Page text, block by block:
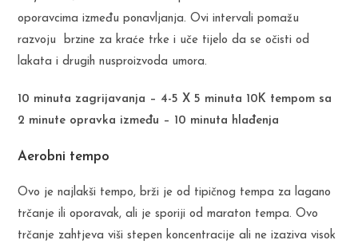
oporavcima između ponavljanja. Ovi intervali pomažu
razvoju brzine za kraće trke i uče tijelo da se očisti od
lakata i drugih nusproizvoda umora.
10 minuta zagrijavanja – 4-5 X 5 minuta 10K tempom sa
2 minute opravka između – 10 minuta hlađenja
Aerobni tempo
Ovo je najlakši tempo, brži je od tipičnog tempa za lagano
trčanje ili oporavak, ali je sporiji od maraton tempa. Ovo
trčanje zahtjeva viši stepen koncentracije ali ne izaziva visok